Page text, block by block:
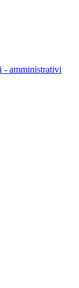
- amministrativi